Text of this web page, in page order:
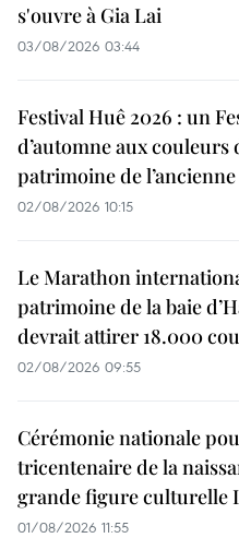
s'ouvre à Gia Lai
03/08/2026 03:44
Festival Huê 2026 : un
d’automne aux couleurs
patrimoine de
02/08/2026 10:15
Le Marathon
patrimoine de la baie
devrait attirer 18.000
02/08/2026 09:55
Cérémonie nationale
tricentenaire de la
grande figure culturelle
01/08/2026 11:55